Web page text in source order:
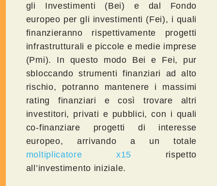
gli Investimenti (Bei) e dal Fondo
europeo per gli investimenti (Fei), i quali
finanzieranno rispettivamente progetti
infrastrutturali e piccole e medie imprese
(Pmi). In questo modo Bei e Fei, pur
sbloccando strumenti finanziari ad alto
rischio, potranno mantenere i massimi
rating finanziari e così trovare altri
investitori, privati e pubblici, con i quali
co-finanziare progetti di interesse
europeo, arrivando a un totale
moltiplicatore x15 rispetto
all’investimento iniziale.